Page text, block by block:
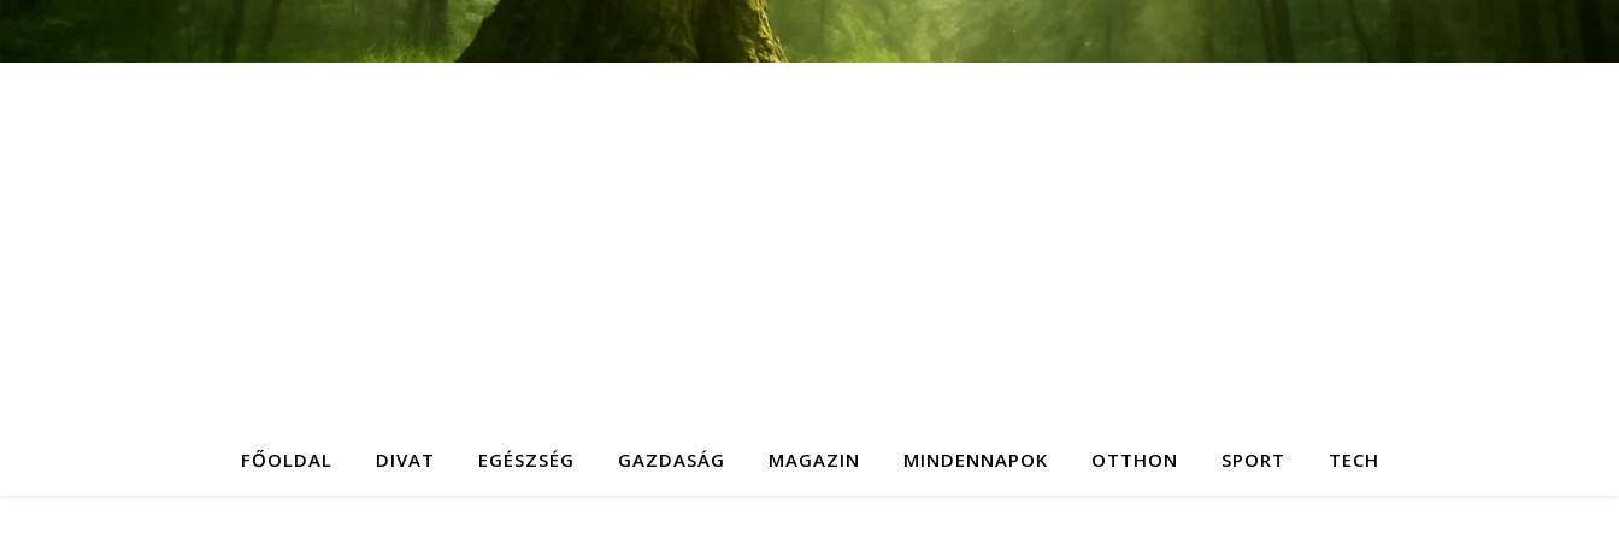
FŐOLDAL DIVAT EGÉSZSÉG GAZDASÁG MAGAZIN MINDENNAPOK OTTHON SPORT TECH